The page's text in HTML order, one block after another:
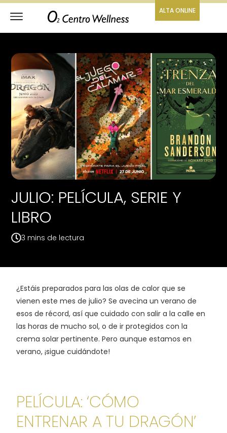
ALTA ONLINE
JULIO: PELÍCULA, SERIE Y
LIBRO
¿Estáis preparados para las olas de calor que se
vienen este mes de julio? Se avecina un verano de
esos de récord, así que cuidado con salir a la calle en
las horas de mucho sol, o de ir protegidos con la
crema solar pertinente. Pero aunque estamos en
verano, ¡sigue cuidándote!
PELÍCULA: ‘CÓMO
ENTRENAR A TU DRAGÓN’